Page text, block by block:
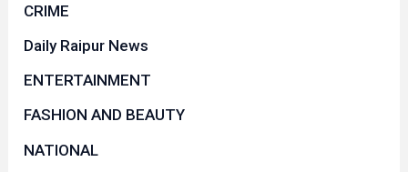
CRIME
Daily Raipur News
ENTERTAINMENT
FASHION AND BEAUTY
NATIONAL